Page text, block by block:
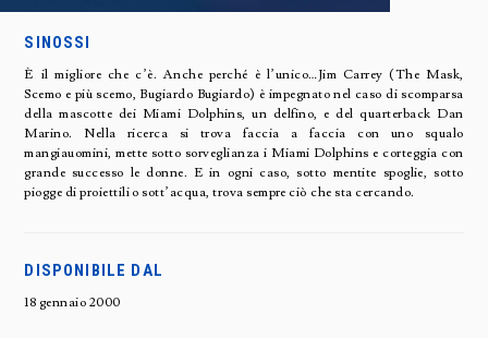
SINOSSI
È il migliore che c’è. Anche perché è l’unico…Jim Carrey (The Mask,
Scemo e più scemo, Bugiardo Bugiardo) è impegnato nel caso di scomparsa
della mascotte dei Miami Dolphins, un delfino, e del quarterback Dan
Marino. Nella ricerca si trova faccia a faccia con uno squalo
mangiauomini, mette sotto sorveglianza i Miami Dolphins e corteggia con
grande successo le donne. E in ogni caso, sotto mentite spoglie, sotto
piogge di proiettili o sott’acqua, trova sempre ciò che sta cercando.
DISPONIBILE DAL
18 gennaio 2000